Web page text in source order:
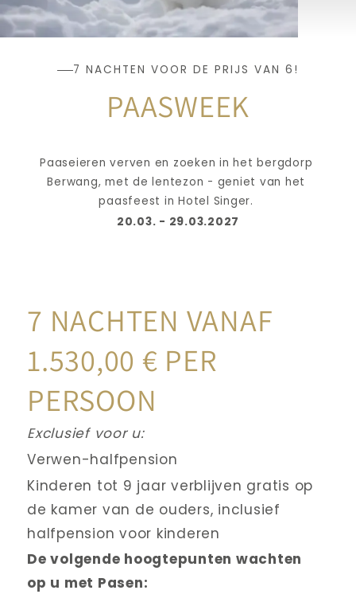
7 NACHTEN VOOR DE PRIJS VAN 6!
PAASWEEK
Paaseieren verven en zoeken in het bergdorp
Berwang, met de lentezon - geniet van het
paasfeest in Hotel Singer.
20.03. - 29.03.2027
7 NACHTEN VANAF
1.530,00 € PER
PERSOON
Exclusief voor u:
Verwen-halfpension
Kinderen tot 9 jaar verblijven gratis op
de kamer van de ouders, inclusief
halfpension voor kinderen
De volgende hoogtepunten wachten
op u met Pasen: